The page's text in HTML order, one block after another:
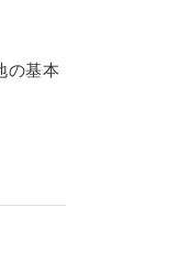
の基本